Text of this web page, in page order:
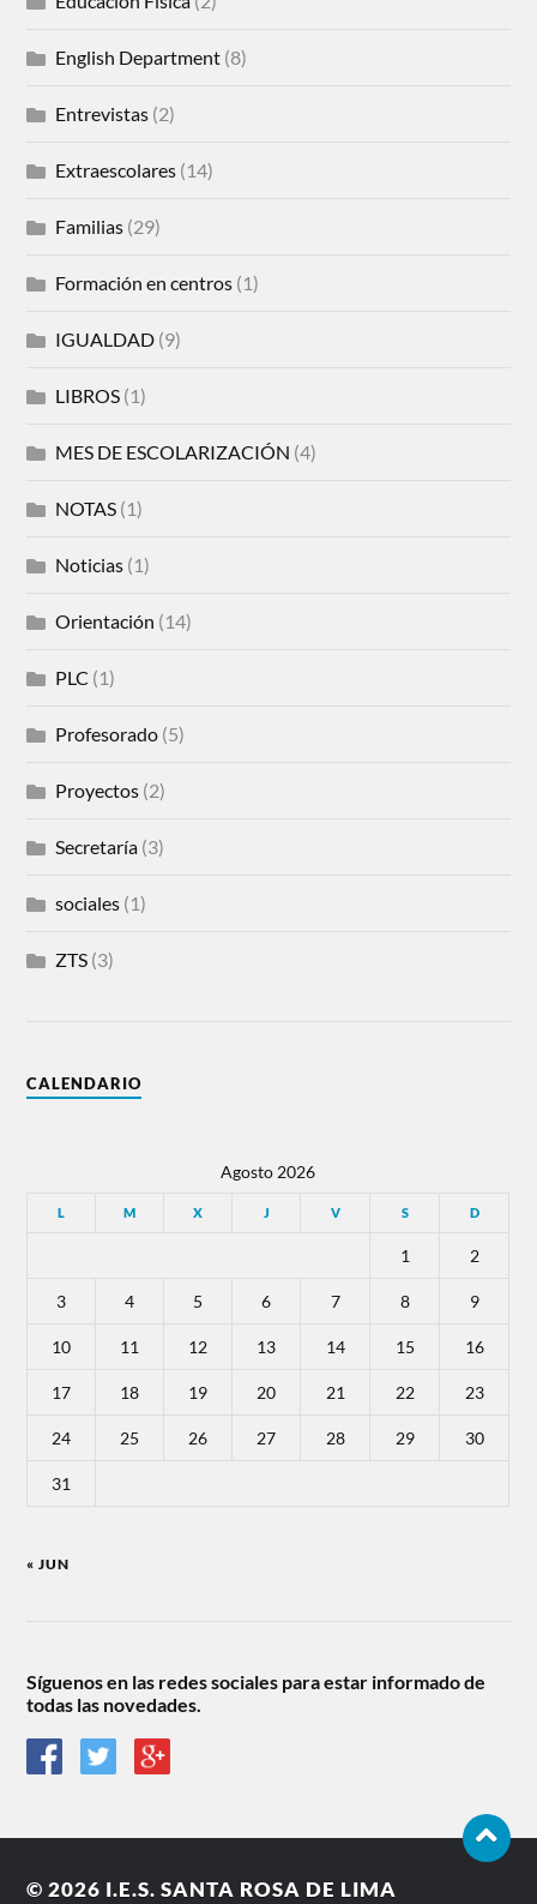
English Department (8)
Entrevistas (2)
Extraescolares (14)
Familias (29)
Formación en centros (1)
IGUALDAD (9)
LIBROS (1)
MES DE ESCOLARIZACIÓN (4)
NOTAS (1)
Noticias (1)
Orientación (14)
PLC (1)
Profesorado (5)
Proyectos (2)
Secretaría (3)
sociales (1)
ZTS (3)
CALENDARIO
Agosto 2026
L M X J V S D
1 2
3 4 5 6 7 8 9
10 11 12 13 14 15 16
17 18 19 20 21 22 23
24 25 26 27 28 29 30
31
« JUN
Síguenos en las redes sociales para estar informado de
todas las novedades.
© 2026 I.E.S. SANTA ROSA DE LIMA